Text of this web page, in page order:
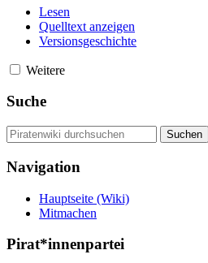
Lesen
Quelltext anzeigen
Versionsgeschichte
Weitere
Suche
Navigation
Hauptseite (Wiki)
Mitmachen
Pirat*innenpartei